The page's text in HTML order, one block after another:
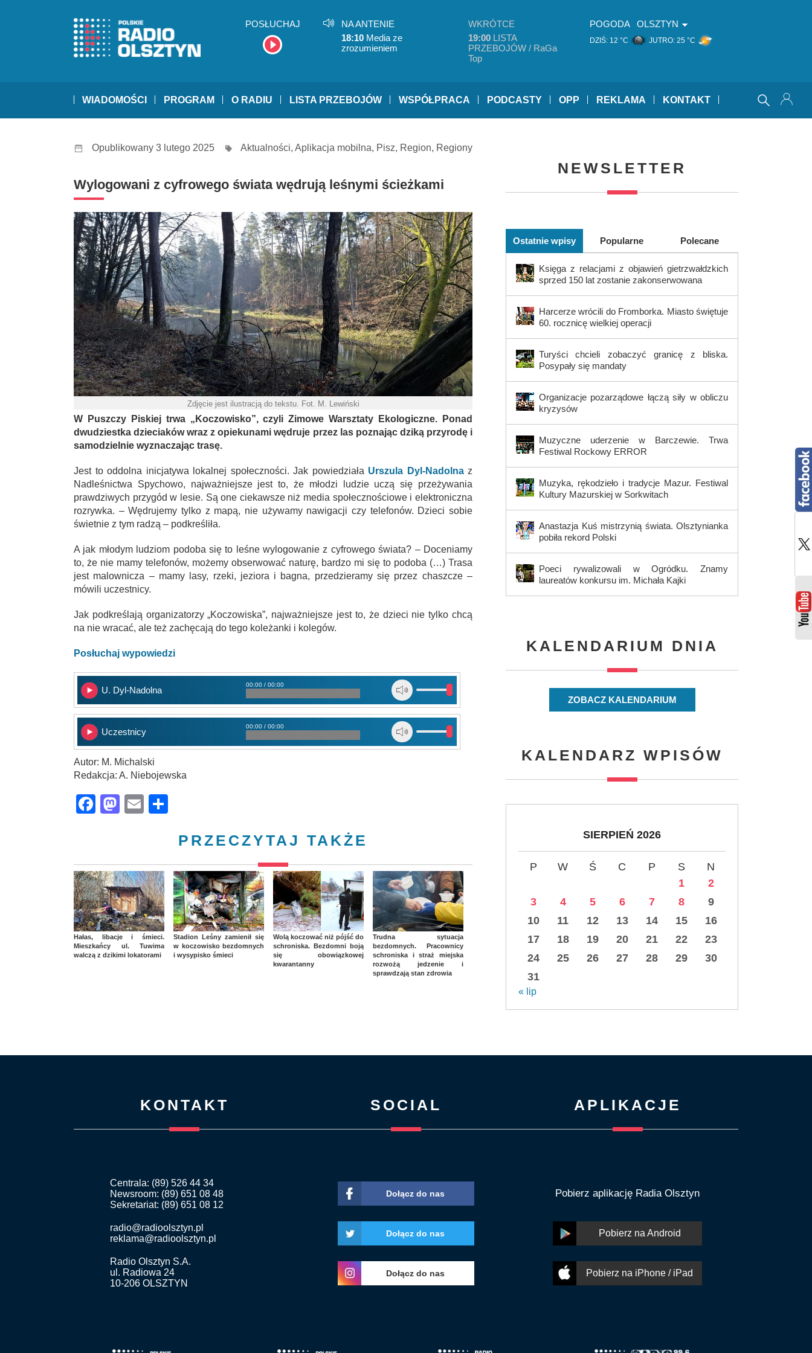
POSŁUCHAJ
NA ANTENIE
18:10 Media ze
zrozumieniem
WKRÓTCE
19:00 LISTA
PRZEBOJÓW / RaGa
Top
POGODA OLSZTYN
DZIŚ: 12 °C JUTRO: 25 °C
WIADOMOŚCI PROGRAM O RADIU LISTA PRZEBOJÓW WSPÓŁPRACA PODCASTY OPP REKLAMA KONTAKT
Opublikowany 3 lutego 2025 Aktualności, Aplikacja mobilna, Pisz, Region, Regiony
Wylogowani z cyfrowego świata wędrują leśnymi ścieżkami
Zdjęcie jest ilustracją do tekstu. Fot. M. Lewiński
W Puszczy Piskiej trwa „Koczowisko”, czyli Zimowe Warsztaty Ekologiczne. Ponad
dwudziestka dzieciaków wraz z opiekunami wędruje przez las poznając dziką przyrodę i
samodzielnie wyznaczając trasę.
Jest to oddolna inicjatywa lokalnej społeczności. Jak powiedziała Urszula Dyl-Nadolnaz
Nadleśnictwa Spychowo, najważniejsze jest to, że młodzi ludzie uczą się przeżywania
prawdziwych przygód w lesie. Są one ciekawsze niż media społecznościowe i elektroniczna
rozrywka. – Wędrujemy tylko z mapą, nie używamy nawigacji czy telefonów. Dzieci sobie
świetnie z tym radzą – podkreśliła.
A jak młodym ludziom podoba się to leśne wylogowanie z cyfrowego świata? – Doceniamy
to, że nie mamy telefonów, możemy obserwować naturę, bardzo mi się to podoba (…) Trasa
jest malownicza – mamy lasy, rzeki, jeziora i bagna, przedzieramy się przez chaszcze –
mówili uczestnicy.
Jak podkreślają organizatorzy „Koczowiska”, najważniejsze jest to, że dzieci nie tylko chcą
na nie wracać, ale też zachęcają do tego koleżanki i kolegów.
Posłuchaj wypowiedzi
U. Dyl-Nadolna
00:00 / 00:00
Uczestnicy
00:00 / 00:00
Autor: M. Michalski
Redakcja: A. Niebojewska
Facebook
Mastodon
Email
PRZECZYTAJ TAKŻE
Hałas, libacje i śmieci.
Mieszkańcy ul. Tuwima
walczą z dzikimi lokatorami
Stadion Leśny zamienił się
w koczowisko bezdomnych
i wysypisko śmieci
Wolą koczować niż pójść do
schroniska. Bezdomni boją
się obowiązkowej
kwarantanny
Trudna sytuacja
bezdomnych. Pracownicy
schroniska i straż miejska
rozwożą jedzenie i
sprawdzają stan zdrowia
NEWSLETTER
Ostatnie wpisy Popularne Polecane
Księga z relacjami z objawień gietrzwałdzkich
sprzed 150 lat zostanie zakonserwowana
Harcerze wrócili do Fromborka. Miasto świętuje
60. rocznicę wielkiej operacji
Turyści chcieli zobaczyć granicę z bliska.
Posypały się mandaty
Organizacje pozarządowe łączą siły w obliczu
kryzysów
Muzyczne uderzenie w Barczewie. Trwa
Festiwal Rockowy ERROR
Muzyka, rękodzieło i tradycje Mazur. Festiwal
Kultury Mazurskiej w Sorkwitach
Anastazja Kuś mistrzynią świata. Olsztynianka
pobiła rekord Polski
Poeci rywalizowali w Ogródku. Znamy
laureatów konkursu im. Michała Kajki
KALENDARIUM DNIA
ZOBACZ KALENDARIUM
KALENDARZ WPISÓW
SIERPIEŃ 2026
P W Ś C P S
N
1
2
3
4 5 6 7 8
9
10
11 12 13 14 15
16
17
18 19 20 21 22
23
24
25 26 27 28 29
30
31
« lip
KONTAKT
Centrala: (89) 526 44 34
Newsroom: (89) 651 08 48
Sekretariat: (89) 651 08 12
radio@radioolsztyn.pl
reklama@radioolsztyn.pl
Radio Olsztyn S.A.
ul. Radiowa 24
10-206 OLSZTYN
SOCIAL
Dołącz do nas
Dołącz do nas
Dołącz do nas
APLIKACJE
Pobierz aplikację Radia Olsztyn
Pobierz na Android
Pobierz na iPhone / iPad